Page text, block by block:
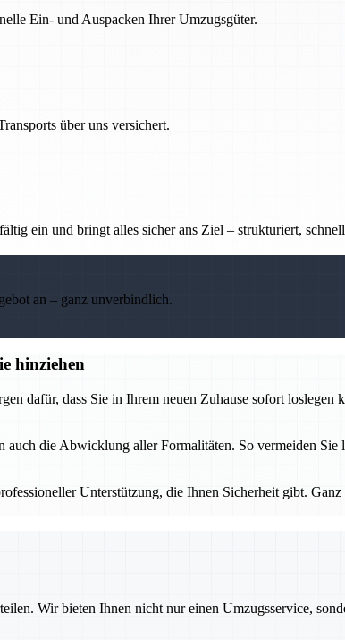
Ein- und Auspacken Ihrer Umzugsgüter.
über uns versichert.
ein und bringt alles sicher ans Ziel – strukturiert,
an – ganz unverbindlich.
hinziehen
dafür, dass Sie in Ihrem neuen Zuhause sofort
die Abwicklung aller Formalitäten. So vermeiden
Unterstützung, die Ihnen Sicherheit gibt.
Wir bieten Ihnen nicht nur einen Umzugsservice,